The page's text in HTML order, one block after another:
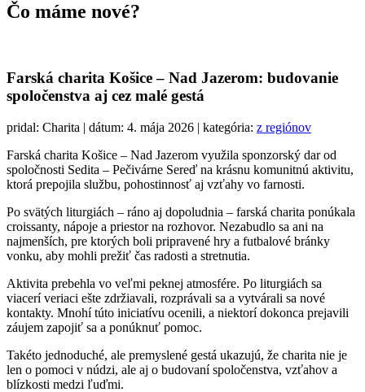
Čo máme nové?
Farská charita Košice – Nad Jazerom: budovanie
spoločenstva aj cez malé gestá
pridal: Charita | dátum: 4. mája 2026 | kategória: z regiónov
Farská charita Košice – Nad Jazerom využila sponzorský dar od
spoločnosti Sedita – Pečivárne Sereď na krásnu komunitnú aktivitu,
ktorá prepojila službu, pohostinnosť aj vzťahy vo farnosti.
Po svätých liturgiách – ráno aj dopoludnia – farská charita ponúkala
croissanty, nápoje a priestor na rozhovor. Nezabudlo sa ani na
najmenších, pre ktorých boli pripravené hry a futbalové bránky
vonku, aby mohli prežiť čas radosti a stretnutia.
Aktivita prebehla vo veľmi peknej atmosfére. Po liturgiách sa
viacerí veriaci ešte zdržiavali, rozprávali sa a vytvárali sa nové
kontakty. Mnohí túto iniciatívu ocenili, a niektorí dokonca prejavili
záujem zapojiť sa a ponúknuť pomoc.
Takéto jednoduché, ale premyslené gestá ukazujú, že charita nie je
len o pomoci v núdzi, ale aj o budovaní spoločenstva, vzťahov a
blízkosti medzi ľuďmi.